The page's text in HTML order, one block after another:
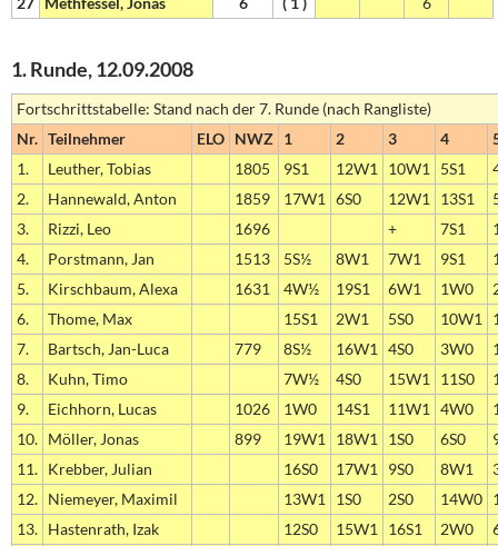
1. Runde, 12.09.2008
Fortschrittstabelle: Stand nach der 7. Runde (nach Rangliste)
Nr. Teilnehmer ELO NWZ 1 2 3 4
1.
Leuther, Tobias 1805 9S1 12W1 10W1 5S1
2.
Hannewald, Anton 1859 17W1 6S0 12W1 13S1
3.
Rizzi, Leo 1696 + 7S1
4.
Porstmann, Jan 1513 5S½ 8W1 7W1 9S1
5.
Kirschbaum, Alexa 1631 4W½ 19S1 6W1 1W0
6.
Thome, Max 15S1 2W1 5S0 10W1
7.
Bartsch, Jan-Luca 779 8S½ 16W1 4S0 3W0
8.
Kuhn, Timo 7W½ 4S0 15W1 11S0
9.
Eichhorn, Lucas 1026 1W0 14S1 11W1 4W0
10. Möller, Jonas 899 19W1 18W1 1S0 6S0
11. Krebber, Julian 16S0 17W1 9S0 8W1
12. Niemeyer, Maximil 13W1 1S0 2S0 14W0
13. Hastenrath, Izak 12S0 15W1 16S1 2W0